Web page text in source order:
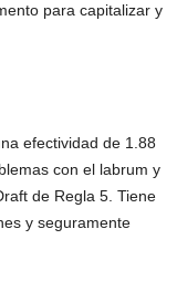
para capitalizar y
efectividad de 1.88
con el labrum y
de Regla 5. Tiene
y seguramente